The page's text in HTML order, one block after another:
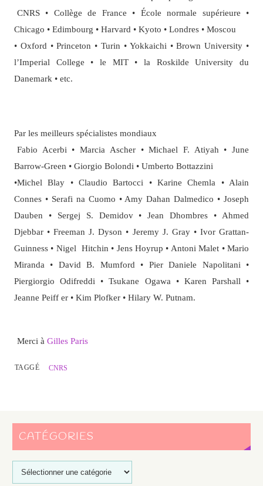
CNRS • Collège de France • École normale supérieure •
Chicago • Edimbourg • Harvard • Kyoto • Londres • Moscou
• Oxford • Princeton • Turin • Yokkaichi • Brown University •
l’Imperial College • le MIT • la Roskilde University du
Danemark • etc.
Par les meilleurs spécialistes mondiaux
Fabio Acerbi • Marcia Ascher • Michael F. Atiyah • June
Barrow-Green • Giorgio Bolondi • Umberto Bottazzini
•Michel Blay • Claudio Bartocci • Karine Chemla • Alain
Connes • Serafi na Cuomo • Amy Dahan Dalmedico • Joseph
Dauben • Sergej S. Demidov • Jean Dhombres • Ahmed
Djebbar • Freeman J. Dyson • Jeremy J. Gray • Ivor Grattan-
Guinness • Nigel Hitchin • Jens Hoyrup • Antoni Malet • Mario
Miranda • David B. Mumford • Pier Daniele Napolitani •
Piergiorgio Odifreddi • Tsukane Ogawa • Karen Parshall •
Jeanne Peiff er • Kim Plofker • Hilary W. Putnam.
Merci à Gilles Paris
TAGGÉ CNRS
CATÉGORIES